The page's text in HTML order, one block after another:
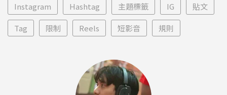
Instagram Hashtag 主題標籤 IG 貼文
Tag 限制 Reels 短影音 規則